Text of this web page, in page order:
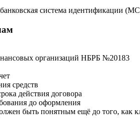
система идентификации
организаций НБРБ №20183
средств
действия договора
до оформления
быть понятным ещё до того, как